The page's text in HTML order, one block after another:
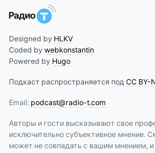
Designed by HLKV
Coded by webkonstantin
Powered by Hugo
Подкаст распространяется под CC BY-
Email: podcast@radio-t.com
Авторы и гости высказывают свое
исключительно субъективное мнение.
может не совпадать с вашим мнением,